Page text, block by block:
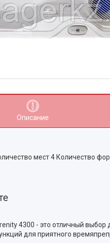
Описание
мест 4 Количество
4300 - это отличный
для приятного